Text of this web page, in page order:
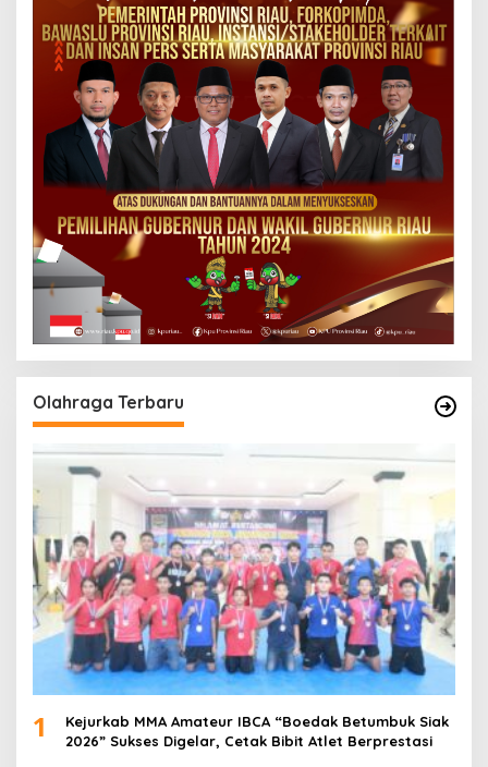
Olahraga Terbaru
1
Kejurkab MMA Amateur IBCA “Boedak Betumbuk Siak
2026” Sukses Digelar, Cetak Bibit Atlet Berprestasi